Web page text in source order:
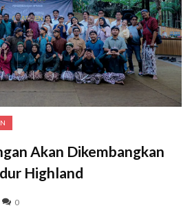
Akan Dikembangkan
Highland
0